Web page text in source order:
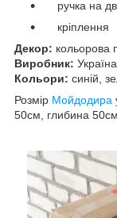
ручка на
кріплення
Декор: кольорова
Виробник:
Кольори: синій,
Розмір Мойдодира
50см, глибина 50см.